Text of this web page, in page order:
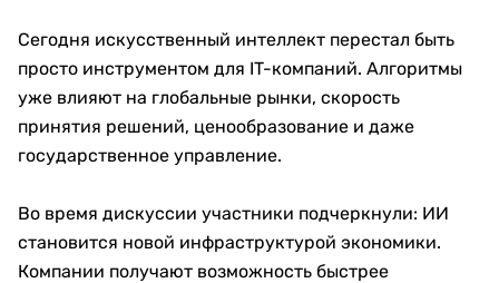
Сегодня искусственный интеллект перестал быть
просто инструментом для IT-компаний. Алгоритмы
уже влияют на глобальные рынки, скорость
принятия решений, ценообразование и даже
государственное управление.
Во время дискуссии участники подчеркнули: ИИ
становится новой инфраструктурой экономики.
Компании получают возможность быстрее